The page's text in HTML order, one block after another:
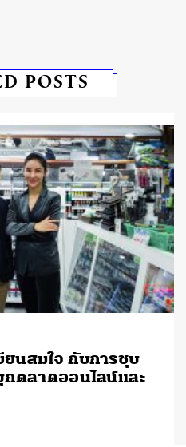
POSTS
ยนสมใจ กับการชุบ
ตลาดออนไลน์และ